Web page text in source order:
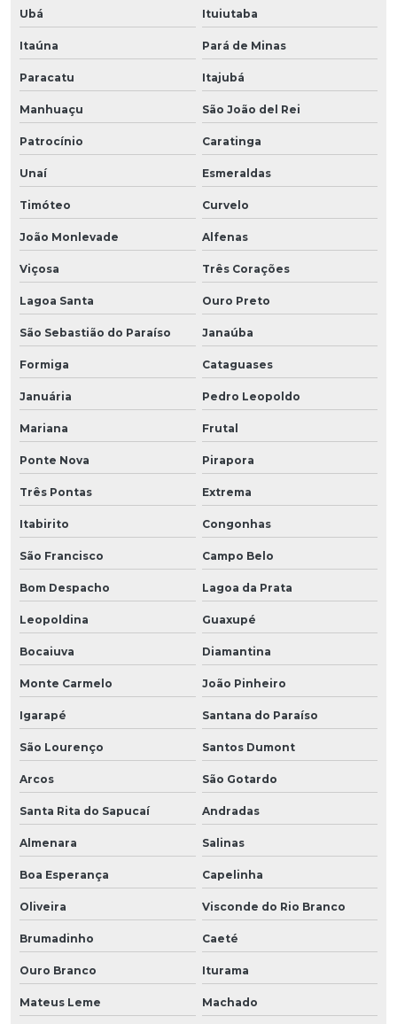
Ubá Ituiutaba
Itaúna Pará de Minas
Paracatu Itajubá
Manhuaçu São João del Rei
Patrocínio Caratinga
Unaí Esmeraldas
Timóteo Curvelo
João Monlevade Alfenas
Viçosa Três Corações
Lagoa Santa Ouro Preto
São Sebastião do Paraíso Janaúba
Formiga Cataguases
Januária Pedro Leopoldo
Mariana Frutal
Ponte Nova Pirapora
Três Pontas Extrema
Itabirito Congonhas
São Francisco Campo Belo
Bom Despacho Lagoa da Prata
Leopoldina Guaxupé
Bocaiuva Diamantina
Monte Carmelo João Pinheiro
Igarapé Santana do Paraíso
São Lourenço Santos Dumont
Arcos São Gotardo
Santa Rita do Sapucaí Andradas
Almenara Salinas
Boa Esperança Capelinha
Oliveira Visconde do Rio Branco
Brumadinho Caeté
Ouro Branco Iturama
Mateus Leme Machado